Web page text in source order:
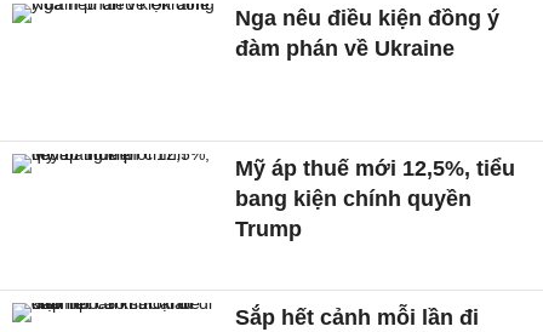
Nga nêu điều kiện đồng ý
đàm phán về Ukraine
Mỹ áp thuế mới 12,5%, tiểu
bang kiện chính quyền
Trump
Sắp hết cảnh mỗi lần đi